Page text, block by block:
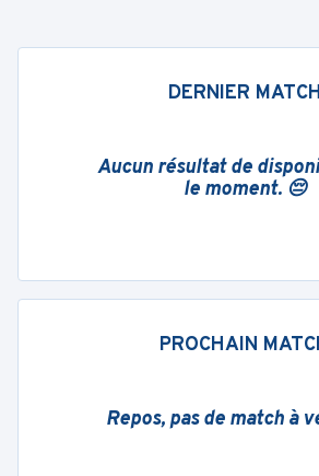
DERNIER MATCH
Aucun résultat de
le moment. 😔
PROCHAIN
Repos, pas de match à